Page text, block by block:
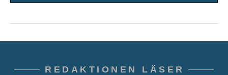
REDAKTIONEN LÄSER